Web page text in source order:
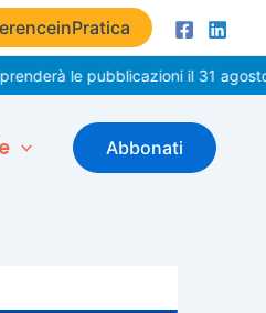
pubblicazioni il 31 agosto. Buone
Abbonati